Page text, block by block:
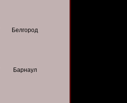
Белгород
Барнаул